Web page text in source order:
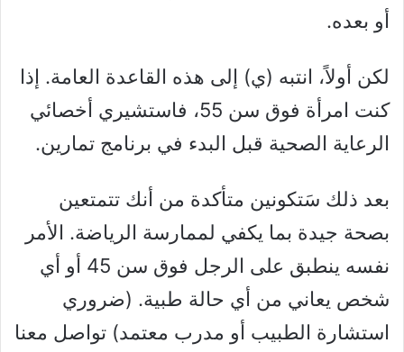
أو بعده.
لكن أولاً، انتبه (ي) إلى هذه القاعدة العامة. إذا
كنت امرأة فوق سن 55، فاستشيري أخصائي
الرعاية الصحية قبل البدء في برنامج تمارين.
بعد ذلك سَتكونين متأكدة من أنك تتمتعين
بصحة جيدة بما يكفي لممارسة الرياضة. الأمر
نفسه ينطبق على الرجل فوق سن 45 أو أي
شخص يعاني من أي حالة طبية. (ضروري
استشارة الطبيب أو مدرب معتمد) تواصل معنا